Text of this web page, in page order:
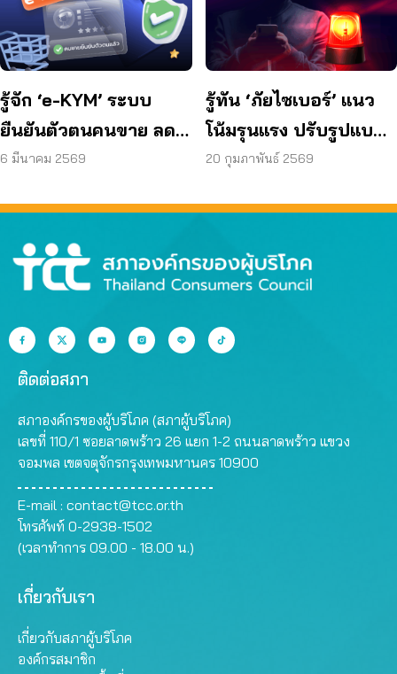
รู้จัก ‘e-KYM’ ระบบ
ยืนยันตัวตนคนขาย ลด
โกงออนไลน์
6 มีนาคม 2569
รู้ทัน ‘ภัยไซเบอร์’ แนว
โน้มรุนแรง ปรับรูปแบบ
ใหม่
20 กุมภาพันธ์ 2569
ติดต่อสภา
สภาองค์กรของผู้บริโภค (สภาผู้บริโภค)
เลขที่ 110/1 ซอยลาดพร้าว 26 แยก 1-2 ถนนลาดพร้าว แขวง
จอมพล เขตจตุจักรกรุงเทพมหานคร 10900
E-mail : contact@tcc.or.th
โทรศัพท์ 0-2938-1502
(เวลาทำการ 09.00 - 18.00 น.)
เกี่ยวกับเรา
เกี่ยวกับสภาผู้บริโภค
องค์กรสมาชิก